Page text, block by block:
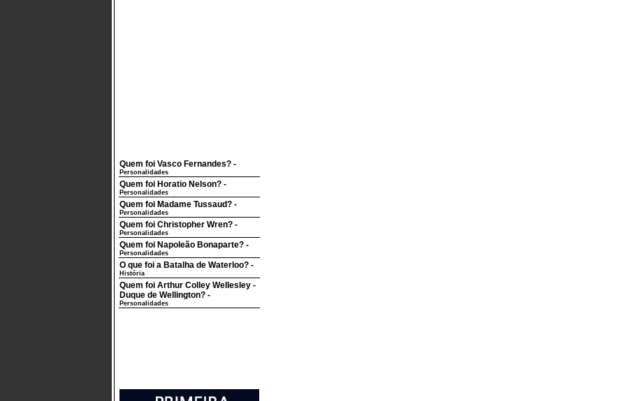
Quem foi Vasco Fernandes? -
Personalidades
Quem foi Horatio Nelson? -
Personalidades
Quem foi Madame Tussaud? -
Personalidades
Quem foi Christopher Wren? -
Personalidades
Quem foi Napoleão Bonaparte? -
Personalidades
O que foi a Batalha de Waterloo? -
História
Quem foi Arthur Colley Wellesley -
Duque de Wellington? -
Personalidades